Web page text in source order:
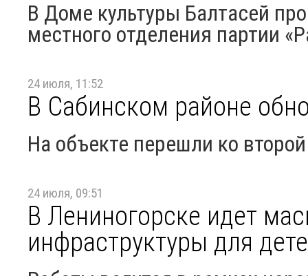
В Доме культуры Балтасей
местного отделения партии
24 июля, 11:52
В Сабинском районе
На объекте перешли ко
24 июля, 09:51
В Лениногорске идет
инфраструктуры для